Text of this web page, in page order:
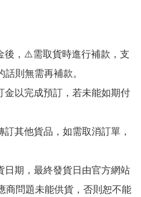
後，⚠️需取貨時進行補款，支
則無需再補款。
金以完成預訂，若未能如期付
其他貨品，如需取消訂單，
日期，最終發貨日由官方網站
商問題未能供貨，否則恕不能